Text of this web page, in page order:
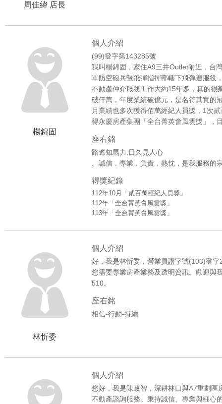
周佳緯 店長
個人介紹
(99)登字第143285號
我叫楊錦固，家住A9三井Outlet附近，台
軍防空砲兵暨飛彈指揮部轄下飛彈連服役
不動產仲介服務工作大約15年多，真的很
破仟萬，年度業績破億元，是名符其實的
月業績也多次獲得佰萬經紀人員獎，1次
得永慶房產集團「全台菁英會風雲獎」，
座右銘
路遙知馬力.日久見人心
。誠信，專業，負責，熱忱，是我服務的
得獎紀錄
112年10月「貳百萬經紀人員獎」
112年「全台菁英會風雲獎」
113年「全台菁英會風雲獎」
楊錦固
個人介紹
好，我是林忻委，營業員證字號(103)登
您需要專業房產業務及透明資訊。歡迎與
510。
座右銘
相信-行動-持續
林忻委
個人介紹
您好，我是陳政智，深耕林口與A7重劃
不動產諮詢服務。秉持誠信、專業與細心